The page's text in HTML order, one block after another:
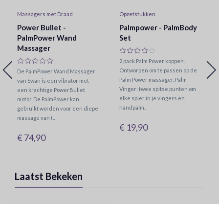
Massagers met Draad
Power Bullet -
PalmPower Wand
Massager
De PalmPower Wand Massager
van Swan is een vibrator met
een krachtige PowerBullet
motor. De PalmPower kan
gebruikt worden voor een diepe
massage van (..
€ 74,90
Opzetstukken
Palmpower - PalmBody
Set
2 pack Palm Power koppen.
Ontworpen om te passen op de
Palm Power massager. Palm
Vinger: twee spitse punten om
elke spier in je vingers en
handpalm..
€ 19,90
Laatst Bekeken